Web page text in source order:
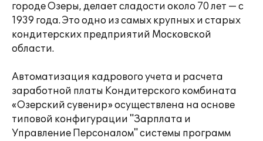
городе Озеры, делает сладости около 70 лет — с
1939 года. Это одно из самых крупных и старых
кондитерских предприятий Московской
области.
Автоматизация кадрового учета и расчета
заработной платы Кондитерского комбината
«Озерский сувенир» осуществлена на основе
типовой конфигурации "Зарплата и
Управление Персоналом" системы программ